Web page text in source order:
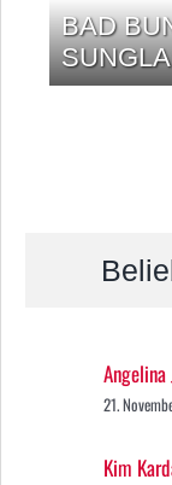
BAD
Angelina
21.
Kim